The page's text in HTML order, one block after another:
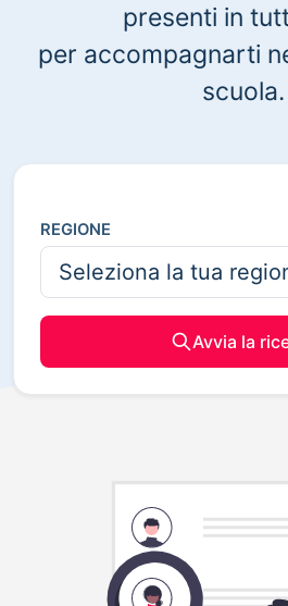
presenti in
per accompagnarti
scuola.
REGIONE
Avvia la